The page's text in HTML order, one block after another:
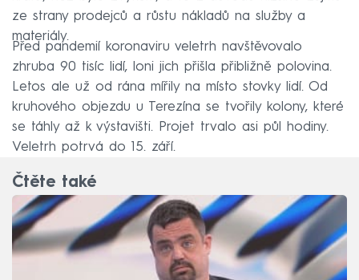
ze strany prodejců a růstu nákladů na služby a
materiály.
Před pandemií koronaviru veletrh navštěvovalo
zhruba 90 tisíc lidí, loni jich přišla přibližně polovina.
Letos ale už od rána mířily na místo stovky lidí. Od
kruhového objezdu u Terezína se tvořily kolony, které
se táhly až k výstavišti. Projet trvalo asi půl hodiny.
Veletrh potrvá do 15. září.
Čtěte také